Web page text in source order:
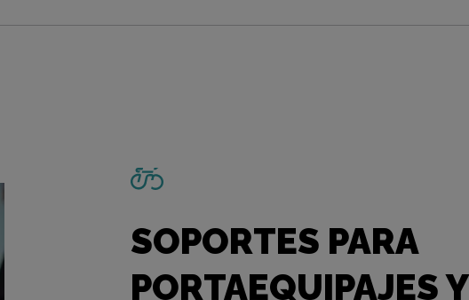
SOPORTES PARA
PORTAEQUIPAJES Y